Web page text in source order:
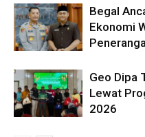
Begal
Ekonomi
Geo Dipa
Lewat
2026